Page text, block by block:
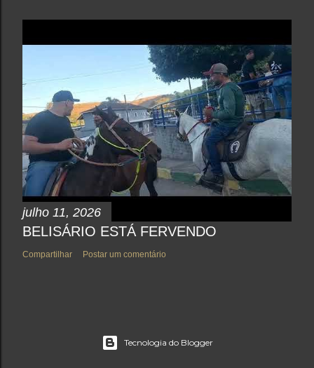
julho 11, 2026
BELISÁRIO ESTÁ FERVENDO
Compartilhar Postar um comentário
Tecnologia do Blogger